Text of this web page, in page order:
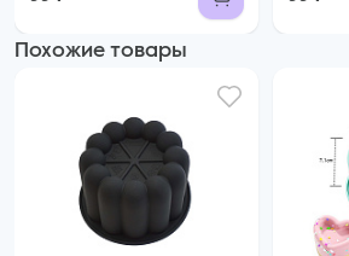
Похожие товары